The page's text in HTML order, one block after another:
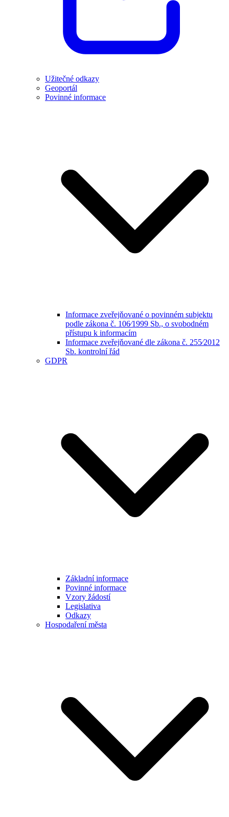
Užitečné odkazy
Geoportál
Povinné informace
Informace zveřejňované o povinném subjektu
podle zákona č. 106⁄1999 Sb., o svobodném
přístupu k informacím
Informace zveřejňované dle zákona č. 255⁄2012
Sb. kontrolní řád
GDPR
Základní informace
Povinné informace
Vzory žádostí
Legislativa
Odkazy
Hospodaření města